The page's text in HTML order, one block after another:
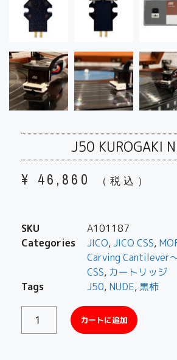
J50 KUROGAKI
¥ 46,860 （税込）
SKU
A101187
Categories
JICO,JICO CSS,
Carving Cantilever
CSS, カートリッジ
Tags
J50, NUDE, 黒柿
カートに追加